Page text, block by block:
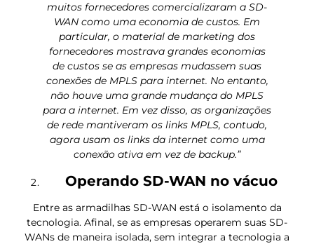
muitos fornecedores comercializaram a SD-
WAN como uma economia de custos. Em
particular, o material de marketing dos
fornecedores mostrava grandes economias
de custos se as empresas mudassem suas
conexões de MPLS para internet. No entanto,
não houve uma grande mudança do MPLS
para a internet. Em vez disso, as organizações
de rede mantiveram os links MPLS, contudo,
agora usam os links da internet como uma
conexão ativa em vez de backup.”
Operando SD-WAN no vácuo
Entre as armadilhas SD-WAN está o isolamento da
tecnologia. Afinal, se as empresas operarem suas SD-
WANs de maneira isolada, sem integrar a tecnologia a